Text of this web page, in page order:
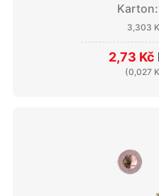
Karton:
3,303
2,73 Kč
(0,027